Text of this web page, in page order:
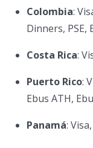
Colombia:
Dinners, PSE,
Costa Rica:
Puerto Rico:
Ebus ATH,
Panamá: